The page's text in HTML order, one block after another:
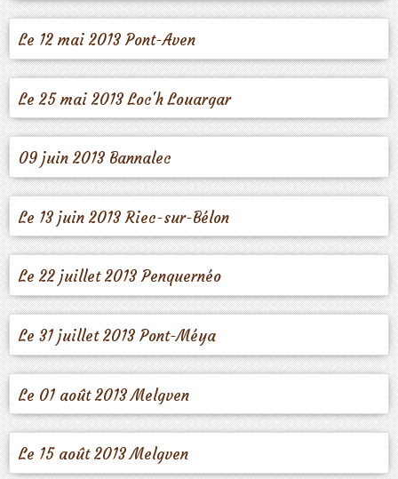
Le 12 mai 2013 Pont-Aven
Le 25 mai 2013 Loc'h Louargar
09 juin 2013 Bannalec
Le 13 juin 2013 Riec-sur-Bélon
Le 22 juillet 2013 Penquernéo
Le 31 juillet 2013 Pont-Méya
Le 01 août 2013 Melgven
Le 15 août 2013 Melgven